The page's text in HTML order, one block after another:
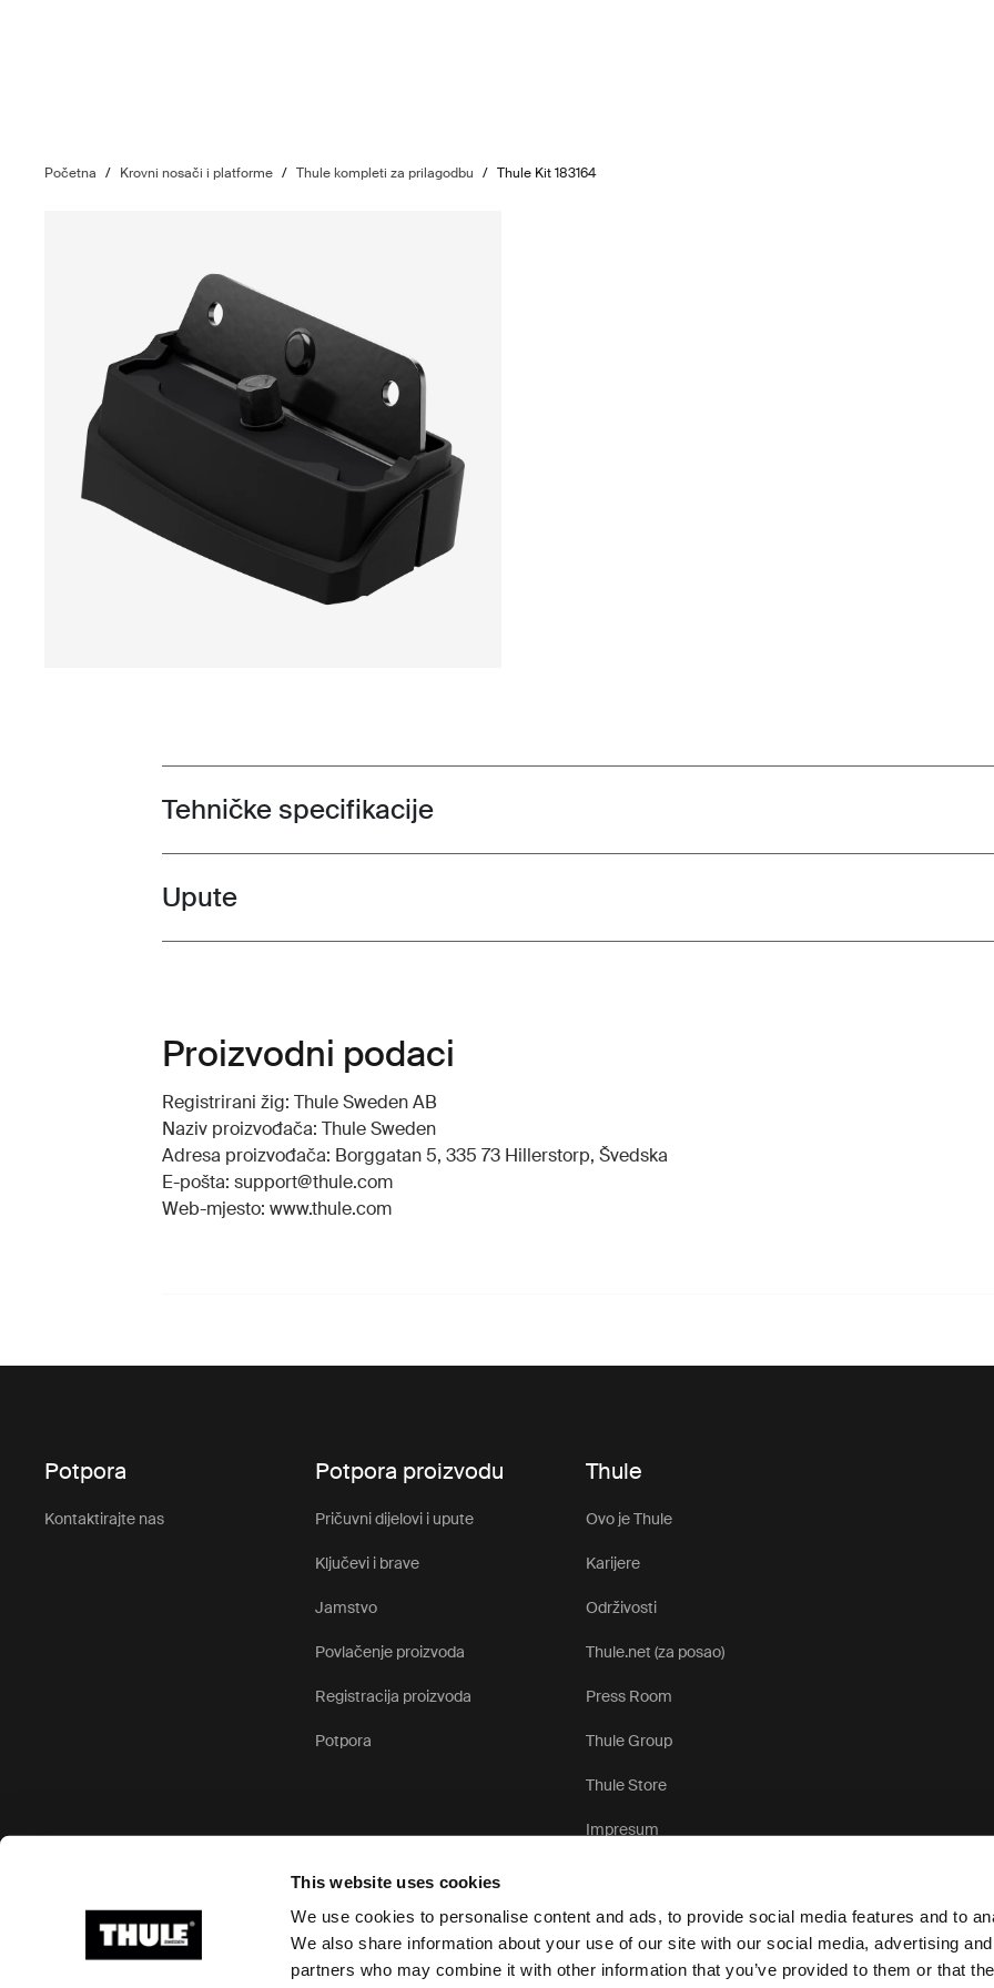
This website uses cookies
We use cookies to personalise content and ads, to provide social media features and to
We also share information about your use of our site with our social media, advertising
partners who may combine it with other information that you’ve provided to them or that
Početna / Krovni nosači i platforme / Thule kompleti za prilagodbu / Thule Kit 183164
Toggle techspec
Tehničke specifikacije
Toggle guides and instructions
Upute
Proizvodni podaci
Registrirani žig: Thule Sweden AB
Naziv proizvođača: Thule Sweden
Adresa proizvođača: Borggatan 5, 335 73 Hillerstorp, Švedska
E-pošta: support@thule.com
Web-mjesto: www.thule.com
Potpora
Kontaktirajte nas
Potpora proizvodu
Pričuvni dijelovi i upute
Ključevi i brave
Jamstvo
Povlačenje proizvoda
Registracija proizvoda
Potpora
Thule
Ovo je Thule
Karijere
Održivosti
Thule.net (za posao)
Press Room
Thule Group
Thule Store
Impresum
Ⓒ 2026 Thule Group Sva prava pridržana Obavijest o zaštiti